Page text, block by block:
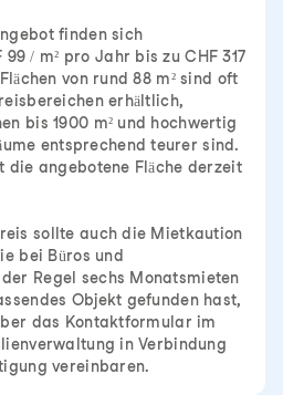
finden sich
/ m² pro Jahr bis zu CHF 317
von rund 88 m² sind oft
erhältlich,
bis 1900 m² und hochwertig
entsprechend teurer sind.
die angebotene Fläche derzeit
sollte auch die Mietkaution
bei Büros und
Regel sechs Monatsmieten
Objekt gefunden hast,
das Kontaktformular im
in Verbindung
vereinbaren.